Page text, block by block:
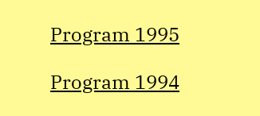
Program 1995
Program 1994